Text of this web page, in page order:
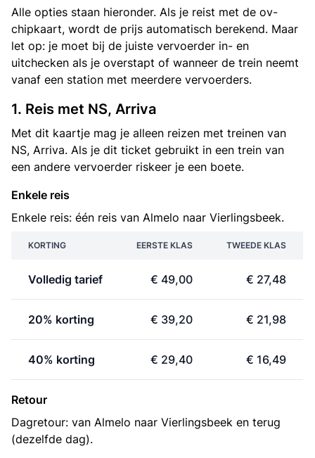
Alle opties staan hieronder. Als je reist met de ov-
chipkaart, wordt de prijs automatisch berekend. Maar
let op: je moet bij de juiste vervoerder in- en
uitchecken als je overstapt of wanneer de trein neemt
vanaf een station met meerdere vervoerders.
1. Reis met NS, Arriva
Met dit kaartje mag je alleen reizen met treinen van
NS, Arriva. Als je dit ticket gebruikt in een trein van
een andere vervoerder riskeer je een boete.
Enkele reis
Enkele reis: één reis van Almelo naar Vierlingsbeek.
KORTING EERSTE KLAS TWEEDE KLAS
Volledig tarief € 49,00 € 27,48
20% korting € 39,20 € 21,98
40% korting € 29,40 € 16,49
Retour
Dagretour: van Almelo naar Vierlingsbeek en terug
(dezelfde dag).